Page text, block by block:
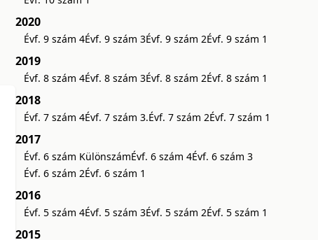
2020
Évf. 9 szám 4Évf. 9 szám 3Évf. 9 szám 2Évf. 9 szám 1
2019
Évf. 8 szám 4Évf. 8 szám 3Évf. 8 szám 2Évf. 8 szám 1
2018
Évf. 7 szám 4Évf. 7 szám 3.Évf. 7 szám 2Évf. 7 szám 1
2017
Évf. 6 szám KülönszámÉvf. 6 szám 4Évf. 6 szám 3
Évf. 6 szám 2Évf. 6 szám 1
2016
Évf. 5 szám 4Évf. 5 szám 3Évf. 5 szám 2Évf. 5 szám 1
2015